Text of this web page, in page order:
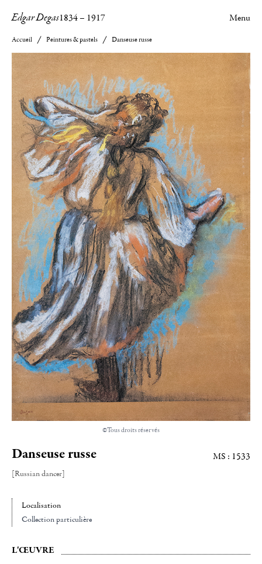
Edgar Degas1834– 1917 Menu
Accueil Peintures & pastels Danseuse russe
©Tous droits réservés
Danseuse russe
[Russian dancer]
MS : 1533
Localisation
Collection particulière
L'ŒUVRE